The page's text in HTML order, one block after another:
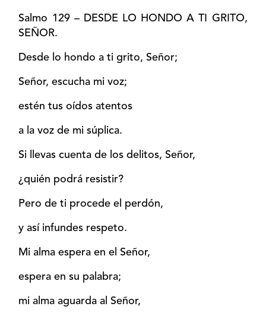
Salmo 129 – DESDE LO HONDO A TI GRITO,
SEÑOR.
Desde lo hondo a ti grito, Señor;
Señor, escucha mi voz;
estén tus oídos atentos
a la voz de mi súplica.
Si llevas cuenta de los delitos, Señor,
¿quién podrá resistir?
Pero de ti procede el perdón,
y así infundes respeto.
Mi alma espera en el Señor,
espera en su palabra;
mi alma aguarda al Señor,